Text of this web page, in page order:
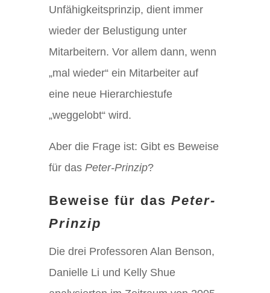
Unfähigkeitsprinzip, dient immer
wieder der Belustigung unter
Mitarbeitern. Vor allem dann, wenn
„mal wieder“ ein Mitarbeiter auf
eine neue Hierarchiestufe
„weggelobt“ wird.
Aber die Frage ist: Gibt es Beweise
für das Peter-Prinzip?
Beweise für das Peter-
Prinzip
Die drei Professoren Alan Benson,
Danielle Li und Kelly Shue